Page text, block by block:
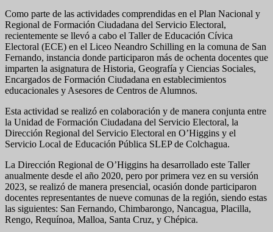
Como parte de las actividades comprendidas en el Plan Nacional y
Regional de Formación Ciudadana del Servicio Electoral,
recientemente se llevó a cabo el Taller de Educación Cívica
Electoral (ECE) en el Liceo Neandro Schilling en la comuna de San
Fernando, instancia donde participaron más de ochenta docentes que
imparten la asignatura de Historia, Geografía y Ciencias Sociales,
Encargados de Formación Ciudadana en establecimientos
educacionales y Asesores de Centros de Alumnos.
Esta actividad se realizó en colaboración y de manera conjunta entre
la Unidad de Formación Ciudadana del Servicio Electoral, la
Dirección Regional del Servicio Electoral en O’Higgins y el
Servicio Local de Educación Pública SLEP de Colchagua.
La Dirección Regional de O’Higgins ha desarrollado este Taller
anualmente desde el año 2020, pero por primera vez en su versión
2023, se realizó de manera presencial, ocasión donde participaron
docentes representantes de nueve comunas de la región, siendo estas
las siguientes: San Fernando, Chimbarongo, Nancagua, Placilla,
Rengo, Requínoa, Malloa, Santa Cruz, y Chépica.